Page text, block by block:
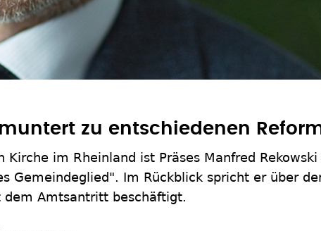
zu entschiedenen
im Rheinland ist Präses Manfred Rekowski
Gemeindeglied". Im Rückblick spricht er über
dem Amtsantritt beschäftigt.